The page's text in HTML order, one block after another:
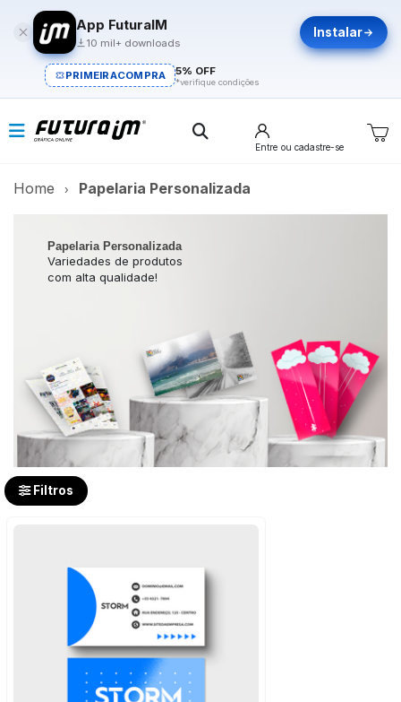
App FuturaIM
10 mil+ downloads
Instalar
PRIMEIRACOMPRA 5% OFF
*verifique condições
Entre ou cadastre-se
Home Papelaria Personalizada
Papelaria Personalizada
Variedades de produtos
com alta qualidade!
Filtros